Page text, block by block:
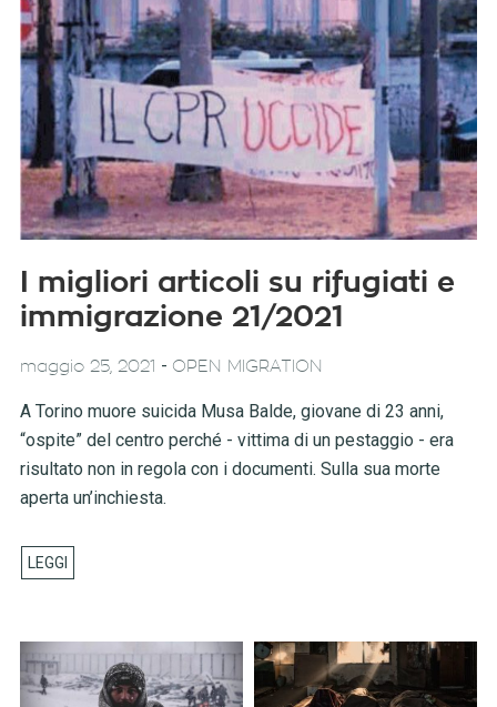
I migliori articoli su rifugiati e
immigrazione 21/2021
maggio 25, 2021 - OPEN MIGRATION
A Torino muore suicida Musa Balde, giovane di 23 anni,
“ospite” del centro perché - vittima di un pestaggio - era
risultato non in regola con i documenti. Sulla sua morte
aperta un’inchiesta.